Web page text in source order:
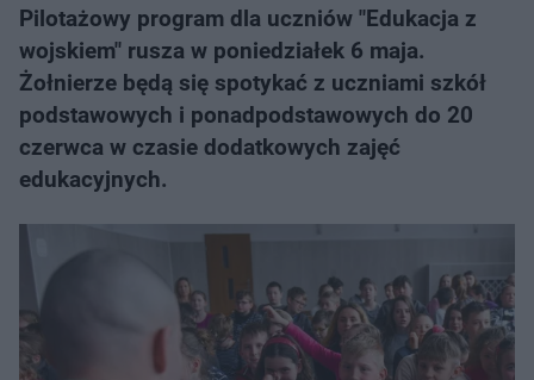
Pilotażowy program dla uczniów "Edukacja z
wojskiem" rusza w poniedziałek 6 maja.
Żołnierze będą się spotykać z uczniami szkół
podstawowych i ponadpodstawowych do 20
czerwca w czasie dodatkowych zajęć
edukacyjnych.